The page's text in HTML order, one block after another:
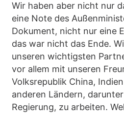
Wir haben aber nicht nur
eine Note des
Dokument, nicht nur eine
das war nicht das Ende.
unseren wichtigsten
vor allem mit unseren
Volksrepublik China,
anderen Ländern,
Regierung, zu arbeiten.